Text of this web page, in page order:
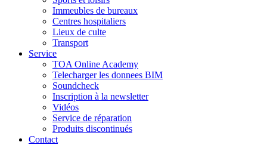
Immeubles de bureaux
Centres hospitaliers
Lieux de culte
Transport
Service
TOA Online Academy
Telecharger les donnees BIM
Soundcheck
Inscription à la newsletter
Vidéos
Service de réparation
Produits discontinués
Contact